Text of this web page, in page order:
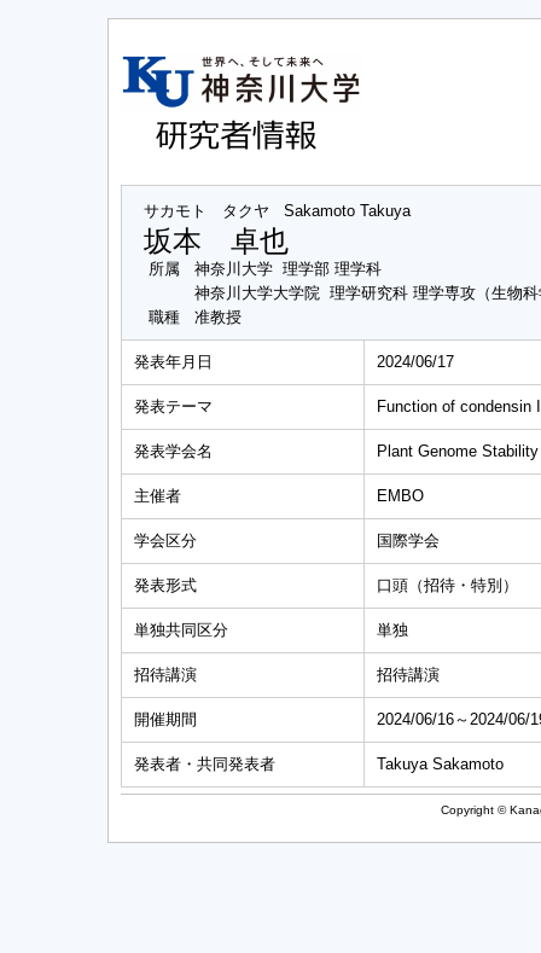
サカモト タクヤ Sakamoto Takuya
坂本 卓也
所属
神奈川大学 理学部 理学科
神奈川大学大学院 理学研究科 理学専攻（生物
職種
准教授
発表年月日 2024/06/17
発表テーマ Function of condensin
発表学会名 Plant Genome
主催者 EMBO
学会区分 国際学会
発表形式 口頭（招待・特別）
単独共同区分 単独
招待講演 招待講演
開催期間 2024/06/16～2024/06/
発表者・共同発表者 Takuya Sakamoto
Copyright ©